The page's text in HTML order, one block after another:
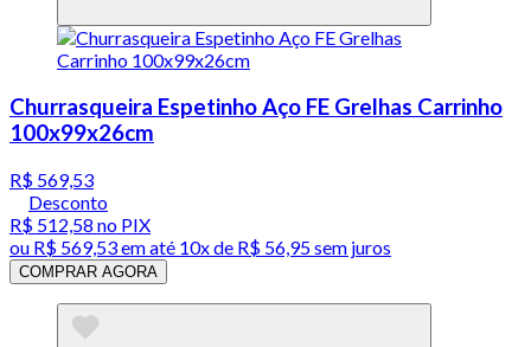
Churrasqueira Espetinho Aço FE Grelhas Carrinho
100x99x26cm
R$ 569,53
Desconto
R$ 512,58 no PIX
ou R$ 569,53em até 10x de R$ 56,95 sem juros
COMPRAR AGORA